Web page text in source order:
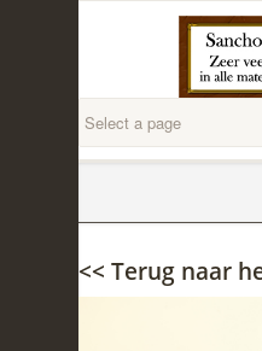
<< Terug naar